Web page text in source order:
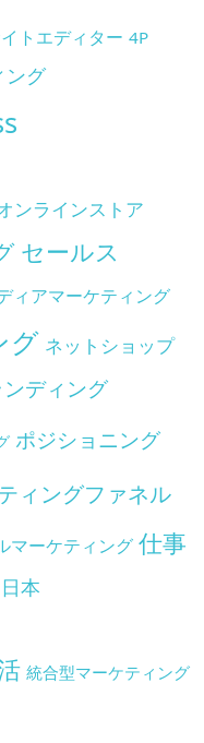
トエディター 4P
ング
ンラインストア
セールス
ィアマーケティング
グ ネットショップ
ディング
ポジショニング
ィングファネル
マーケティング 仕事
日本
統合型マーケティング